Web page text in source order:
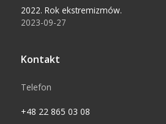
2022. Rok ekstremizmów.
2023-09-27
Kontakt
Telefon
+48 22 865 03 08